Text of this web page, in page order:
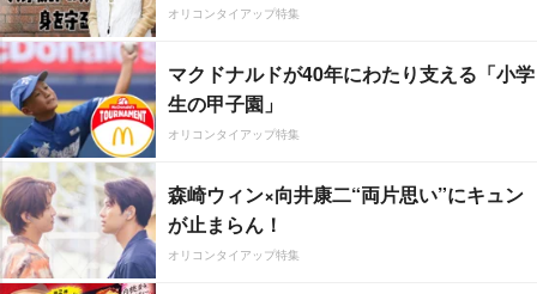
オリコンタイアップ特集
マクドナルドが40年にわたり支える「小学
生の甲子園」
オリコンタイアップ特集
森崎ウィン×向井康二“両片思い”にキュン
が止まらん！
オリコンタイアップ特集